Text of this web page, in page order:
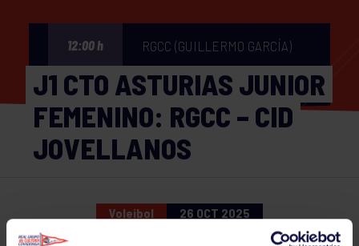
12:00 h RGCC (GUILLERMO GARCÍA)
J1 CTO ASTURIAS JUNIOR
FEMENINO: RGCC – CID
JOVELLANOS
Voleibol 26 OCT 2025